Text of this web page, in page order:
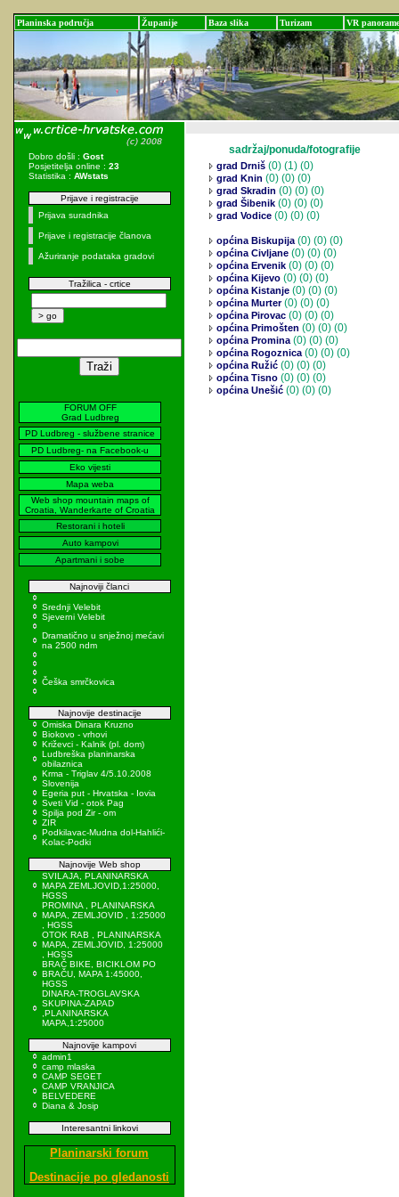
Planinska područja Županije Baza slika Turizam VR panorame
Dobro došli : Gost
Posjetitelja online : 23
Statistika : AWstats
Prijave i registracije
Prijava suradnika
Prijave i registracije članova
Ažuriranje podataka gradovi
Tražilica - crtice
FORUM OFF
Grad Ludbreg
PD Ludbreg - službene stranice
PD Ludbreg- na Facebook-u
Eko vijesti
Mapa weba
Web shop mountain maps of
Croatia, Wanderkarte of Croatia
Restorani i hoteli
Auto kampovi
Apartmani i sobe
Najnoviji članci
Srednji Velebit
Sjeverni Velebit
Dramatično u snježnoj mećavi
na 2500 ndm
Češka smrčkovica
Najnovije destinacije
Omiska Dinara Kruzno
Biokovo - vrhovi
Križevci - Kalnik (pl. dom)
Ludbreška planinarska
obilaznica
Krma - Triglav 4/5.10.2008
Slovenija
Egeria put - Hrvatska - Iovia
Sveti Vid - otok Pag
Spilja pod Zir - om
ZIR
Podkilavac-Mudna dol-Hahlići-
Kolac-Podki
Najnovije Web shop
SVILAJA, PLANINARSKA
MAPA ZEMLJOVID,1:25000,
HGSS
PROMINA , PLANINARSKA
MAPA, ZEMLJOVID , 1:25000
, HGSS
OTOK RAB , PLANINARSKA
MAPA, ZEMLJOVID, 1:25000
, HGSS
BRAČ BIKE, BICIKLOM PO
BRAČU, MAPA 1:45000,
HGSS
DINARA-TROGLAVSKA
SKUPINA-ZAPAD
,PLANINARSKA
MAPA,1:25000
Najnovije kampovi
admin1
camp mlaska
CAMP SEGET
CAMP VRANJICA
BELVEDERE
Diana & Josip
Interesantni linkovi
Planinarski forum
Destinacije po gledanosti
sadržaj/ponuda/fotografije
grad Drniš (0) (1) (0)
grad Knin (0) (0) (0)
grad Skradin (0) (0) (0)
grad Šibenik (0) (0) (0)
grad Vodice (0) (0) (0)
općina Biskupija(0) (0) (0)
općina Civljane (0) (0) (0)
općina Ervenik (0) (0) (0)
općina Kijevo (0) (0) (0)
općina Kistanje (0) (0) (0)
općina Murter(0) (0) (0)
općina Pirovac (0) (0) (0)
općina Primošten (0) (0) (0)
općina Promina(0) (0) (0)
općina Rogoznica(0) (0) (0)
općina Ružić (0) (0) (0)
općina Tisno (0) (0) (0)
općina Unešić (0) (0) (0)